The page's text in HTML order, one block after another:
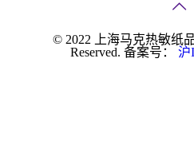
© 2022 上海马克热敏纸
Reserved. 备案号：
沪